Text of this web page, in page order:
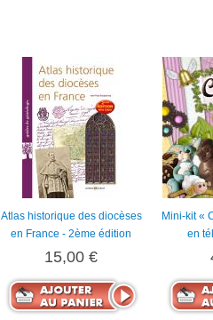
Atlas historique des diocèses
en France - 2ème édition
15,00 €
Mini-kit «
en